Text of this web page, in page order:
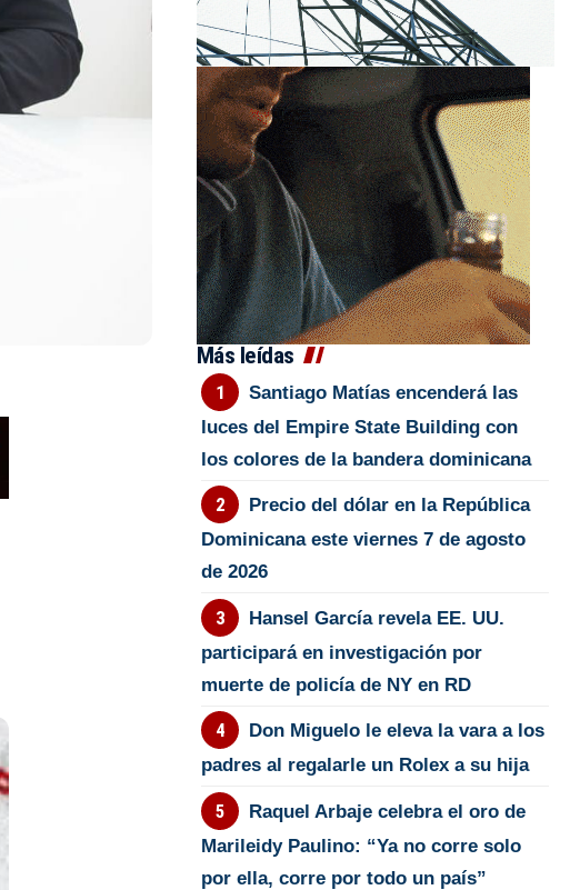
Más leídas
Santiago Matías encenderá las
luces del Empire State Building con
los colores de la bandera dominicana
Precio del dólar en la República
Dominicana este viernes 7 de agosto
de 2026
Hansel García revela EE. UU.
participará en investigación por
muerte de policía de NY en RD
Don Miguelo le eleva la vara a los
padres al regalarle un Rolex a su hija
Raquel Arbaje celebra el oro de
Marileidy Paulino: “Ya no corre solo
por ella, corre por todo un país”